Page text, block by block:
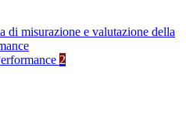
di misurazione e valutazione della
2